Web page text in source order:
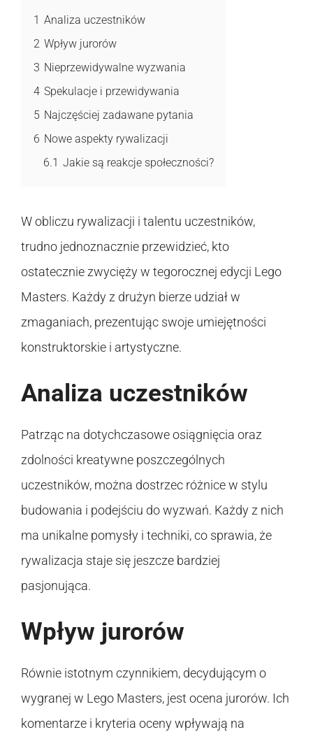
1 Analiza uczestników
2 Wpływ jurorów
3 Nieprzewidywalne wyzwania
4 Spekulacje i przewidywania
5 Najczęściej zadawane pytania
6 Nowe aspekty rywalizacji
6.1 Jakie są reakcje społeczności?
W obliczu rywalizacji i talentu uczestników,
trudno jednoznacznie przewidzieć, kto
ostatecznie zwycięży w tegorocznej edycji Lego
Masters. Każdy z drużyn bierze udział w
zmaganiach, prezentując swoje umiejętności
konstruktorskie i artystyczne.
Analiza uczestników
Patrząc na dotychczasowe osiągnięcia oraz
zdolności kreatywne poszczególnych
uczestników, można dostrzec różnice w stylu
budowania i podejściu do wyzwań. Każdy z nich
ma unikalne pomysły i techniki, co sprawia, że
rywalizacja staje się jeszcze bardziej
pasjonująca.
Wpływ jurorów
Równie istotnym czynnikiem, decydującym o
wygranej w Lego Masters, jest ocena jurorów. Ich
komentarze i kryteria oceny wpływają na